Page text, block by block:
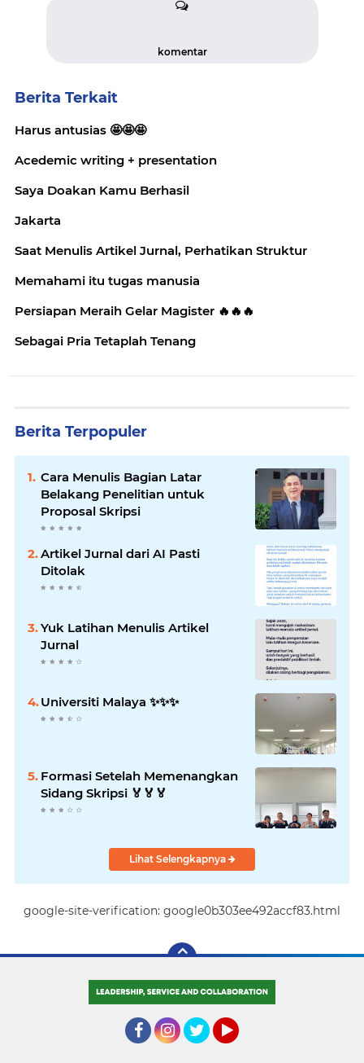
komentar
Berita Terkait
Harus antusias 🤩🤩🤩
Acedemic writing + presentation
Saya Doakan Kamu Berhasil
Jakarta
Saat Menulis Artikel Jurnal, Perhatikan Struktur
Memahami itu tugas manusia
Persiapan Meraih Gelar Magister 🔥🔥🔥
Sebagai Pria Tetaplah Tenang
Berita Terpopuler
Cara Menulis Bagian Latar
Belakang Penelitian untuk
Proposal Skripsi
Artikel Jurnal dari AI Pasti
Ditolak
Yuk Latihan Menulis Artikel
Jurnal
Universiti Malaya ✨️✨️✨️
Formasi Setelah Memenangkan
Sidang Skripsi 🏅🏅🏅
Lihat Selengkapnya
google-site-verification: google0b303ee492accf83.html